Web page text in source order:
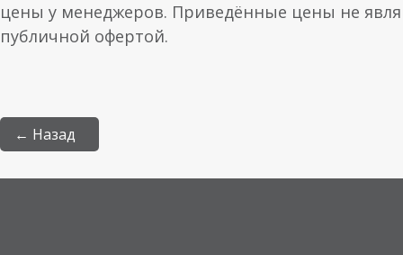
цены у менеджеров. Приведённые цены не
публичной офертой.
← Назад